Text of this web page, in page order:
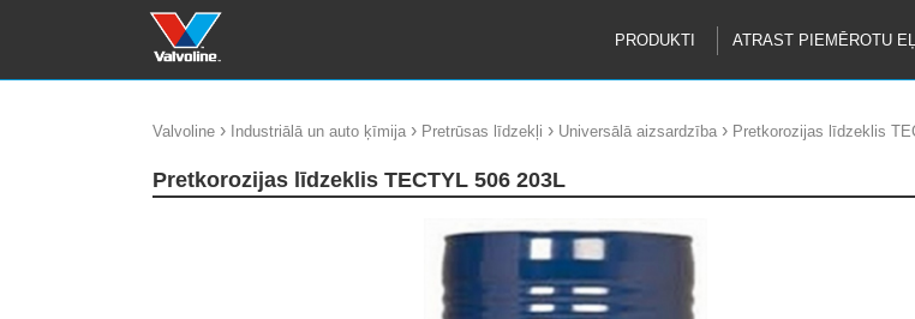
PRODUKTI ATRAST PIEMĒROTU
Valvoline › Industriālā un auto ķīmija › Pretrūsas līdzekļi › Universālā aizsardzība › Pretkorozijas līdzeklis
Pretkorozijas līdzeklis TECTYL 506 203L